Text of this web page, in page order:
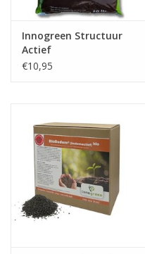
Innogreen Structuur
Actief
€10,95